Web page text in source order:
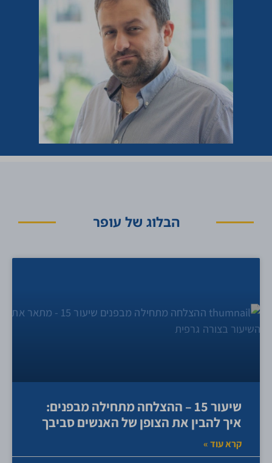
הבלוג של עופר
שיעור 15 – ההצלחה מתחילה מבפנים:
איך להבין את הצופן של האנשים סביבך
קרא עוד »